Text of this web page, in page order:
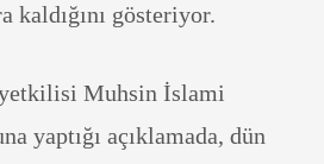
kaldığını gösteriyor.
Muhsin İslami
yaptığı açıklamada, dün